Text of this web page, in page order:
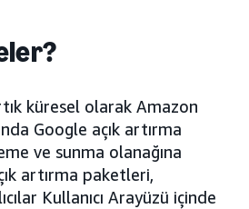
küresel olarak Amazon
Google açık artırma
ve sunma olanağına
artırma paketleri,
Kullanıcı Arayüzü içinde